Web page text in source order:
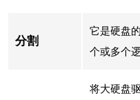
分割
它是硬盘
个或多个
将大硬盘